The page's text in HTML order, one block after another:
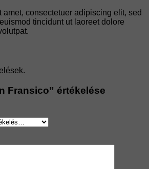
amet, consectetuer adipiscing elit, sed
tincidunt ut laoreet dolore
Fransico” értékelése